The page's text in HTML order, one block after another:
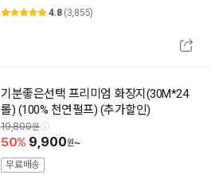
4.8 (3,855)
기분좋은선택 프리미엄 화장지(30M*24
롤) (100% 천연펄프) (추가할인)
19,800
50 9,900
~
무료배송